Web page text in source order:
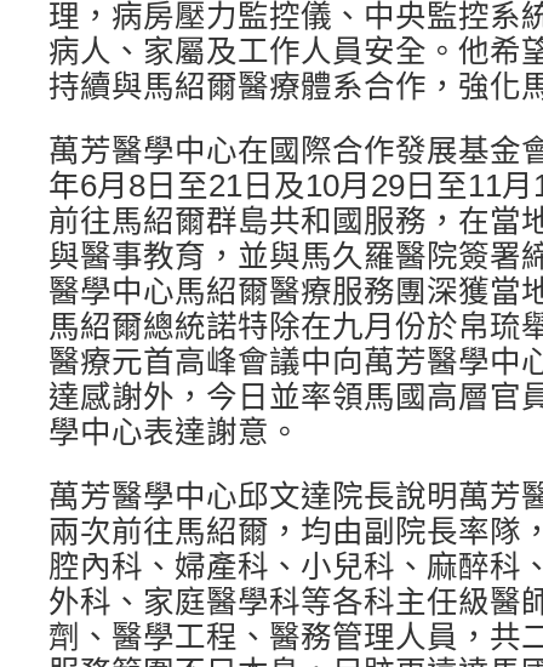
理，病房壓力監控儀、中央監控系
病人、家屬及工作人員安全。他希
持續與馬紹爾醫療體系合作，強化
萬芳醫學中心在國際合作發展基金
年6月8日至21日及10月29日至11
前往馬紹爾群島共和國服務，在當
與醫事教育，並與馬久羅醫院簽署
醫學中心馬紹爾醫療服務團深獲當
馬紹爾總統諾特除在九月份於帛琉
醫療元首高峰會議中向萬芳醫學中
達感謝外，今日並率領馬國高層官
學中心表達謝意。
萬芳醫學中心邱文達院長說明萬芳
兩次前往馬紹爾，均由副院長率隊
腔內科、婦產科、小兒科、麻醉科
外科、家庭醫學科等各科主任級醫
劑、醫學工程、醫務管理人員，共